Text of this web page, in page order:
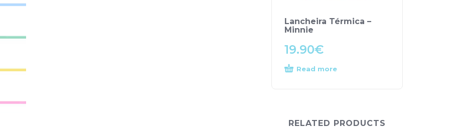
Lancheira Térmica –
Minnie
19.90€
Read more
RELATED PRODUCTS